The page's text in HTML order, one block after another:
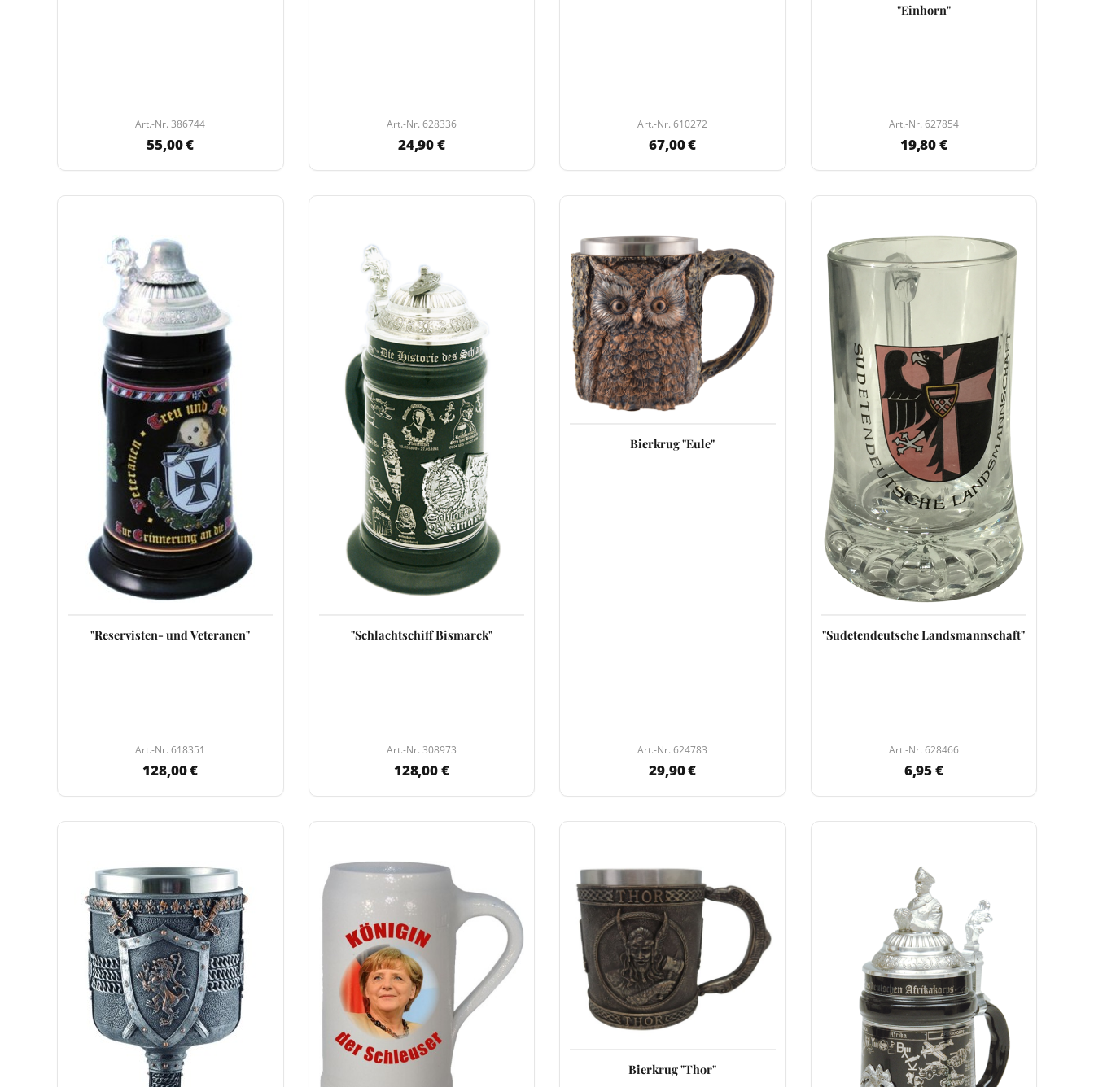
Art.-Nr. 386744
55,00 €
Art.-Nr. 628336
24,90 €
Art.-Nr. 610272
67,00 €
"Einhorn"
Art.-Nr. 627854
19,80 €
"Reservisten- und Veteranen"
Art.-Nr. 618351
128,00 €
"Schlachtschiff Bismarck"
Art.-Nr. 308973
128,00 €
Bierkrug "Eule"
Art.-Nr. 624783
29,90 €
"Sudetendeutsche Landsmannschaft"
Art.-Nr. 628466
6,95 €
Bierkrug "Thor"